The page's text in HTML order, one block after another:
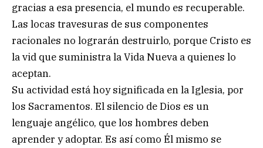
gracias a esa presencia, el mundo es recuperable.
Las locas travesuras de sus componentes
racionales no lograrán destruirlo, porque Cristo es
la vid que suministra la Vida Nueva a quienes lo
aceptan.
Su actividad está hoy significada en la Iglesia, por
los Sacramentos. El silencio de Dios es un
lenguaje angélico, que los hombres deben
aprender y adoptar. Es así como Él mismo se